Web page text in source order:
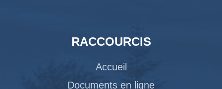
RACCOURCIS
Accueil
Documents en ligne